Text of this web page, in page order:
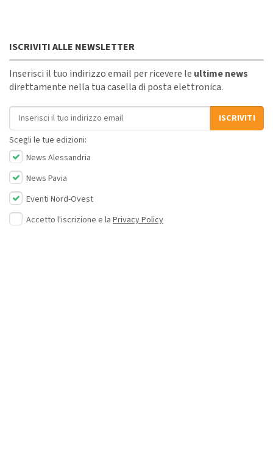
ISCRIVITI ALLE NEWSLETTER
Inserisci il tuo indirizzo email per ricevere le ultime news
direttamente nella tua casella di posta elettronica.
Indirizzo email
ISCRIVITI
Scegli le tue edizioni:
News Alessandria
News Pavia
Eventi Nord-Ovest
Accetto l'iscrizione e la Privacy Policy